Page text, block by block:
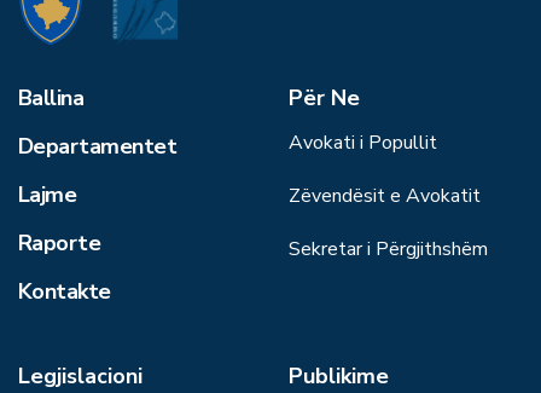
Ballina
Departamentet
Lajme
Raporte
Kontakte
Për Ne
Avokati i Popullit
Zëvendësit e Avokatit
Sekretar i Përgjithshëm
Legjislacioni Publikime